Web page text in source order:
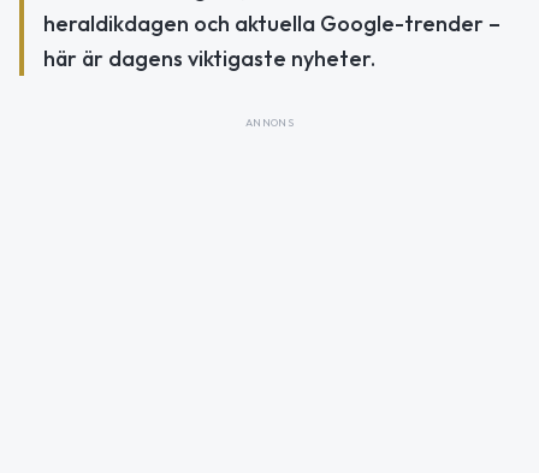
heraldikdagen och aktuella Google-trender –
här är dagens viktigaste nyheter.
ANNONS